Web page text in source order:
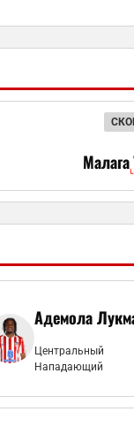
Малага
Адемола
Центральный
Нападающий